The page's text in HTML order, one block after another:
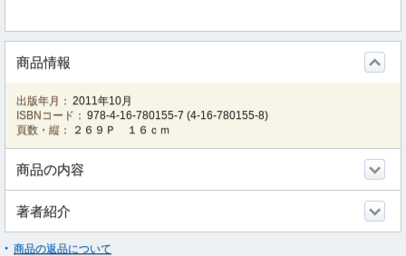
商品情報
出版年月： 2011年10月
ISBNコード： 978-4-16-780155-7 (4-16-780155-8)
頁数・縦：
２６９Ｐ １６ｃｍ
商品の内容
著者紹介
商品の返品について